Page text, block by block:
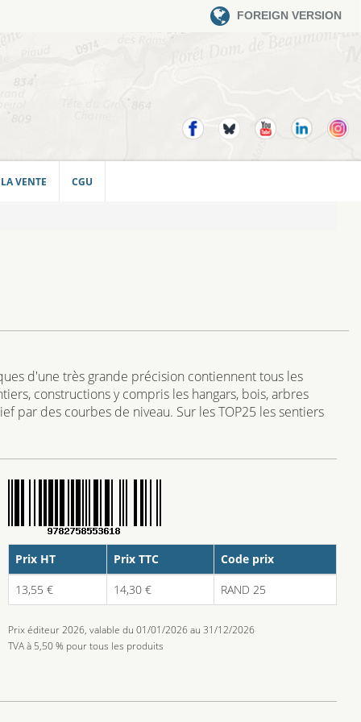
FOREIGN VERSION
VENTE CGU
d'une très grande précision contiennent tous les
constructions y compris les hangars, bois, arbres
par des courbes de niveau. Sur les TOP25 les sentiers
Prix HT Prix TTC
Code prix
13,55 €
14,30 € RAND 25
Prix éditeur 2026, valable du 01/01/2026 au 31/12/2026
TVA à 5,50 % pour tous les produits